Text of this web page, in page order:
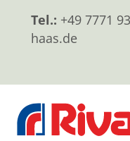
Tel.: +49 7771
haas.de